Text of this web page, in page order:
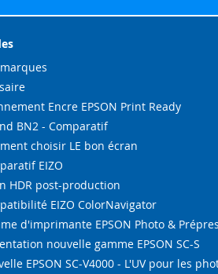
Encre EPSON Print Ready
BN2 - Comparatif
choisir LE bon écran
EIZO
HDR post-production
EIZO ColorNavigator
d'imprimante EPSON Photo &
nouvelle gamme EPSON SC-S
EPSON SC-V4000 - L'UV pour les